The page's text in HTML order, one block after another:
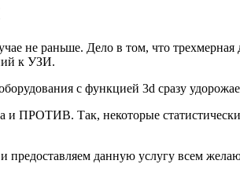
не раньше. Дело в том, что
к УЗИ.
с функцией 3d сразу
и ПРОТИВ. Так, некоторые
и предоставляем данную услугу всем